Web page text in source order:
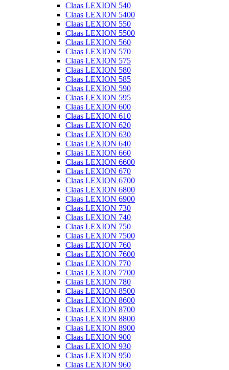
Claas LEXION 540
Claas LEXION 5400
Claas LEXION 550
Claas LEXION 5500
Claas LEXION 560
Claas LEXION 570
Claas LEXION 575
Claas LEXION 580
Claas LEXION 585
Claas LEXION 590
Claas LEXION 595
Claas LEXION 600
Claas LEXION 610
Claas LEXION 620
Claas LEXION 630
Claas LEXION 640
Claas LEXION 660
Claas LEXION 6600
Claas LEXION 670
Claas LEXION 6700
Claas LEXION 6800
Claas LEXION 6900
Claas LEXION 730
Claas LEXION 740
Claas LEXION 750
Claas LEXION 7500
Claas LEXION 760
Claas LEXION 7600
Claas LEXION 770
Claas LEXION 7700
Claas LEXION 780
Claas LEXION 8500
Claas LEXION 8600
Claas LEXION 8700
Claas LEXION 8800
Claas LEXION 8900
Claas LEXION 900
Claas LEXION 930
Claas LEXION 950
Claas LEXION 960